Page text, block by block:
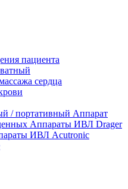
пациента
сердца
/ портативный Аппарат
Аппараты ИВЛ Drager
ИВЛ Acutronic